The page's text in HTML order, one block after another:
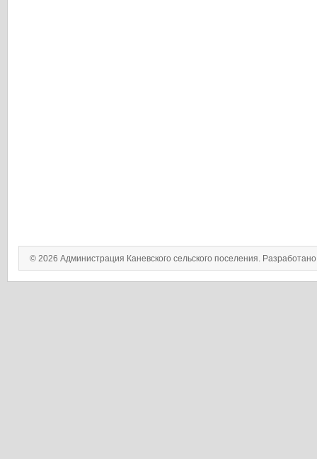
© 2026 Администрация Каневского сельского поселения.